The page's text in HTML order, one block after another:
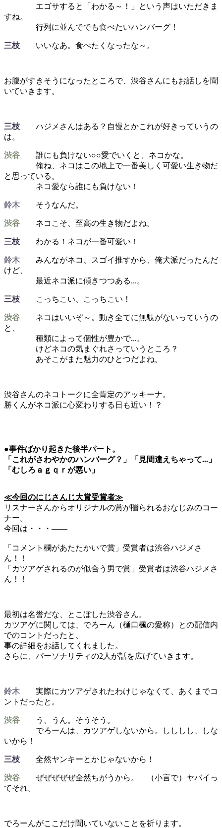
エゴサすると「わかる～！」という声はいただきま
すね。
行列に並んででも食べたいハンバーグ！
三枝 いいなあ。食べたくなったな～。
お腹がすきそうになったところで、渋谷さんにもお話しを聞
いていきます。
三枝 ハジメさんはある？自慢とかこれが好きっていうの
は。
渋谷 誰にも負けない○○愛でいくと、ネコかな。
俺ね、ネコはこの地上で一番美しく可愛い生き物だ
と思っている。
ネコ愛なら誰にも負けない！
鈴木 そうなんだ。
渋谷 ネコこそ、至高の生き物だよね。
三枝 わかる！ネコが一番可愛い！
鈴木 みんながネコ、スゴイ推すから、俺犬派だったんだ
けど、
最近ネコ派に傾きつつある...。
三枝 こっちこい、こっちこい！
渋谷 ネコはいいぞ～。動き全てに無駄がないっていうの
と、
種類によって個性が豊かで...。
けどネコの気まぐれさっていうところ？
あそこがまた魅力のひとつだよね。
渋谷さんのネコトークに全肯定のアッキーナ。
勝くんがネコ派に心変わりする日も近い！？
●事件ばかり起きた後半パート。
「これがさわやかのハンバーグ？」「見間違えちゃって...」
「むしろａｇｑｒが悪い」
≪今回のにじさんじ大賞受賞者≫
リスナーさんからオリジナルの賞が贈られるおなじみのコー
ナー。
今回は・・・――
「コメント欄があたたかいで賞」受賞者は渋谷ハジメさ
ん！！
「カツアゲされるのが似合う男で賞」受賞者は渋谷ハジメさ
ん！！
最初は名誉だな、とこぼした渋谷さん。
カツアゲに関しては、でろーん（樋口楓の愛称）との配信内
でのコントだったと、
事の詳細をお話してくれました。
さらに、パーソナリティの2人が話を広げていきます。
鈴木 実際にカツアゲされたわけじゃなくて、あくまでコ
ントだったと。
渋谷 う、うん。そうそう。
でろーんは、カツアゲしないから。しししし、しな
いから！
三枝 全然ヤンキーとかじゃないから！
渋谷 ぜぜぜぜぜ全然ちがうから。 （小言で）ヤバイっ
てそれ。
でろーんがここだけ聞いていないことを祈ります。